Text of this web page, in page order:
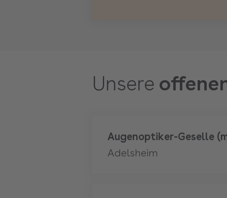
Unsere
Mehr
Augenoptiker-Geselle
Adelsheim